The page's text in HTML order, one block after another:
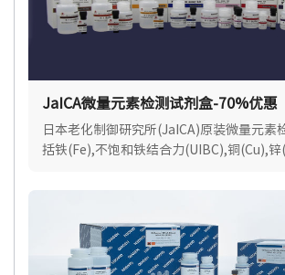
JaICA微量元素检测试剂盒-70%优惠
日本老化制御研究所(JaICA)原装微量元素
括铁(Fe),不饱和铁结合力(UIBC),铜(Cu),